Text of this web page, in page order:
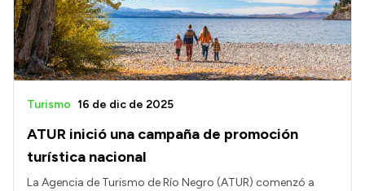
Historia
Geografía
Invertí en Río Negro
Transparencia
Presupuesto
ATUR inició una campaña de promoción
turística nacional
Turismo 16 de dic de 2025
La Agencia de Turismo de Río Negro (ATUR) comenzó a